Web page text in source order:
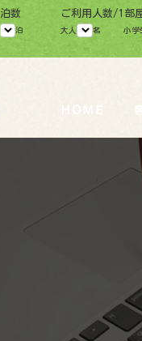
泊数
泊
ご利用人数/1部
大人 名 小学
ＨＯＭＥ